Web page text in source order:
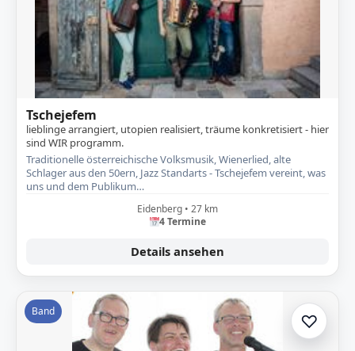
Tschejefem
lieblinge arrangiert, utopien realisiert, träume konkretisiert - hier
sind WIR programm.
Traditionelle österreichische Volksmusik, Wienerlied, alte
Schlager aus den 50ern, Jazz Standarts - Tschejefem vereint, was
uns und dem Publikum…
Eidenberg • 27 km
4 Termine
Details ansehen
Band ♡Zur